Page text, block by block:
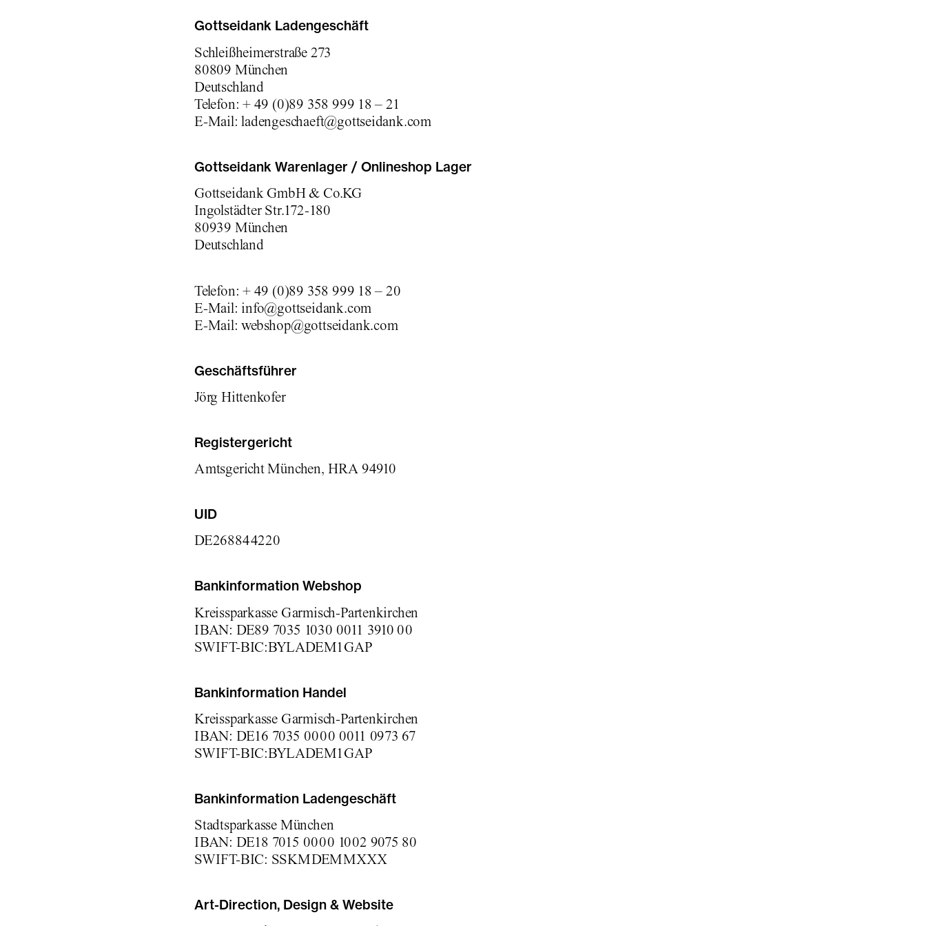
Gottseidank Ladengeschäft
Schleißheimerstraße 273
80809 München
Deutschland
Telefon: + 49 (0)89 358 999 18 – 21
E-Mail: ladengeschaeft@gottseidank.com
Gottseidank Warenlager / Onlineshop Lager
Gottseidank GmbH & Co.KG
Ingolstädter Str.172-180
80939 München
Deutschland
Telefon: + 49 (0)89 358 999 18 – 20
E-Mail: info@gottseidank.com
E-Mail: webshop@gottseidank.com
Geschäftsführer
Jörg Hittenkofer
Registergericht
Amtsgericht München, HRA 94910
UID
DE268844220
Bankinformation Webshop
Kreissparkasse Garmisch-Partenkirchen
IBAN: DE89 7035 1030 0011 3910 00
SWIFT-BIC:BYLADEM1GAP
Bankinformation Handel
Kreissparkasse Garmisch-Partenkirchen
IBAN: DE16 7035 0000 0011 0973 67
SWIFT-BIC:BYLADEM1GAP
Bankinformation Ladengeschäft
Stadtsparkasse München
IBAN: DE18 7015 0000 1002 9075 80
SWIFT-BIC: SSKMDEMMXXX
Art-Direction, Design & Website